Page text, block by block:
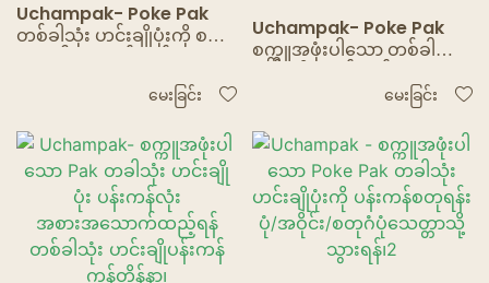
Uchampak- Poke Pak
တစ်ခါသုံး ဟင်းချိုပုံးကို စက္ကူ
မေးခြင်း
Uchampak- Poke Pak
စက္ကူအဖုံးပါသော တစ်ခါသုံး
ဟင်းချိုပုံး/ခွက် စက္ကူပန်းကန်
မေးခြင်း